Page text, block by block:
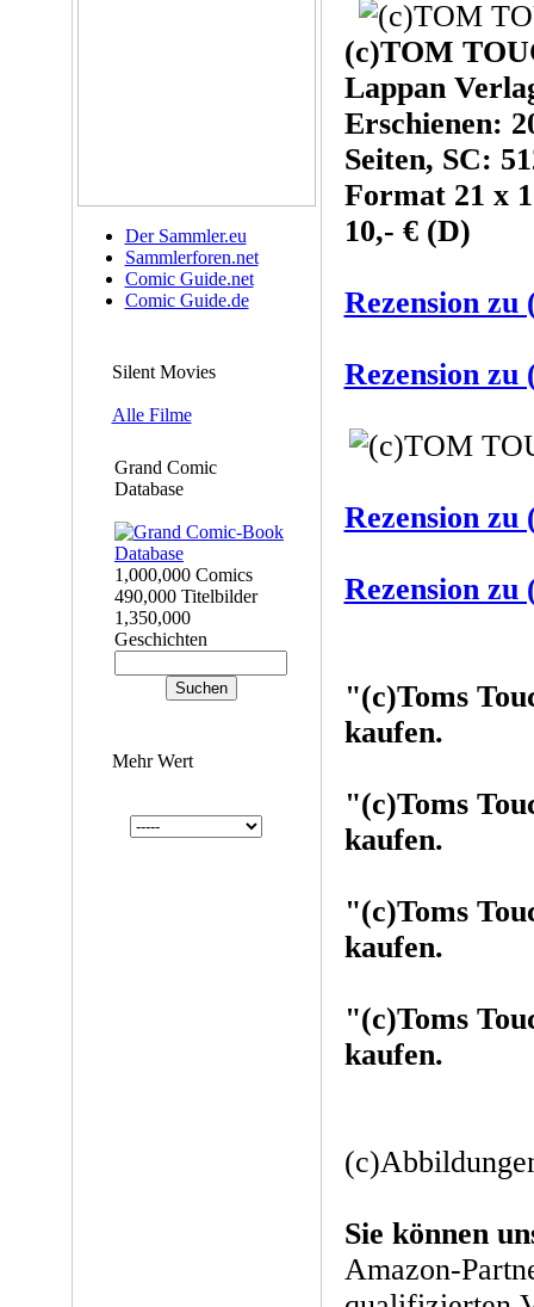
Der Sammler.eu
Sammlerforen.net
Comic Guide.net
Comic Guide.de
Silent Movies
Alle Filme
Grand Comic
Database
1,000,000 Comics
490,000 Titelbilder
1,350,000
Geschichten
Mehr Wert
(c)TOM
Lappan
Erschienen:
Seiten, SC:
Format 21 x
10,- € (D)
Rezension
Rezension
Rezension
Rezension
"(c)Toms
kaufen.
"(c)Toms
kaufen.
"(c)Toms
kaufen.
"(c)Toms
kaufen.
Sie können
Amazon-